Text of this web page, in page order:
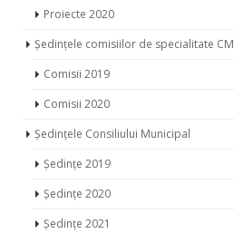
Proiecte 2020
Ședințele comisiilor de specialitate CM
Comisii 2019
Comisii 2020
Ședințele Consiliului Municipal
Ședințe 2019
Ședințe 2020
Ședințe 2021